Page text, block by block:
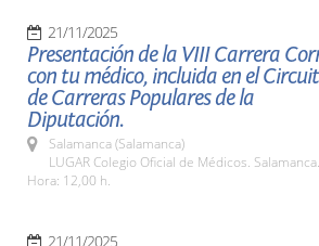
21/11/2025
Presentación de la VIII Carrera
con tu médico, incluida en el
de Carreras Populares de la
Diputación.
Salamanca (Salamanca)
LUGAR Colegio Oficial de Médicos. Salamanca.
Hora: 12,00 h.
21/11/2025